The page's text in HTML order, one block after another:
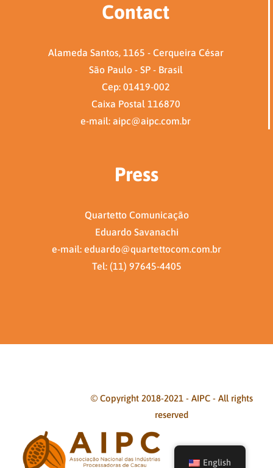
Contact
Alameda Santos, 1165 - Cerqueira César
São Paulo - SP - Brasil
Cep: 01419-002
Caixa Postal 116870
e-mail: aipc@aipc.com.br
Press
Quartetto Comunicação
Eduardo Savanachi
e-mail: eduardo@quartettocom.com.br
Tel: (11) 97645-4405
© Copyright 2018-2021 - AIPC - All rights
reserved
Facebook
English